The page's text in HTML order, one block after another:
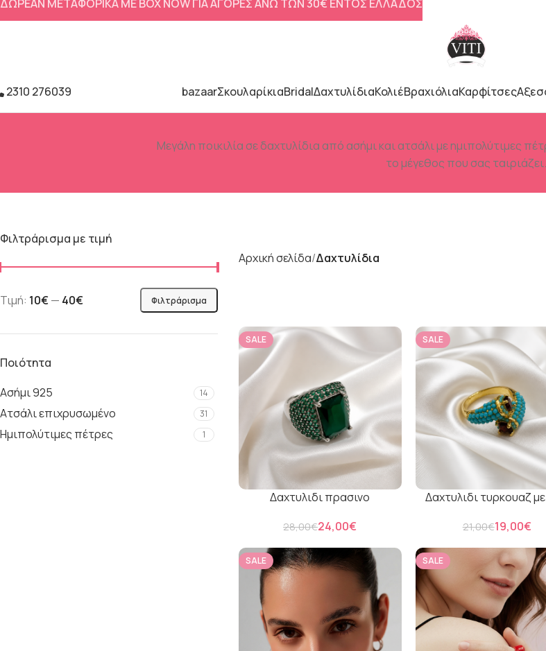
2310 276039 bazaarΣκουλαρίκιαBridalΔαχτυλίδιαΚολιέΒραχιόλιαΚαρφίτσες
Μεγάλη ποικιλία σε δαχτυλίδια από ασήμι και ατσάλι με ημιπολύτιμες
το μέγεθος που σας ταιριάζει.
Φιλτράρισμα με τιμή
Φιλτράρισμα
Τιμή: 10€ — 40€
Ποιότητα
Ασήμι 925
14
Ατσάλι επιχρυσωμένο 31
Ημιπολύτιμες πέτρες 1
Αρχική σελίδα Δαχτυλίδια
SALE
Δαχτυλιδι πρασινο
28,00€24,00€
SALE
Δαχτυλιδι τυρκουαζ
21,00€19,00€
SALE SALE
ΔΩΡΕΑΝ ΜΕΤΑΦΟΡΙΚΑ ΜΕ BOX NOW ΓΙΑ ΑΓΟΡΕΣ ΑΝΩ ΤΩΝ 30€ ΕΝΤΟΣ ΕΛΛΑΔΟΣ